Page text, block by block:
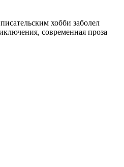
хобби заболел
современная проза